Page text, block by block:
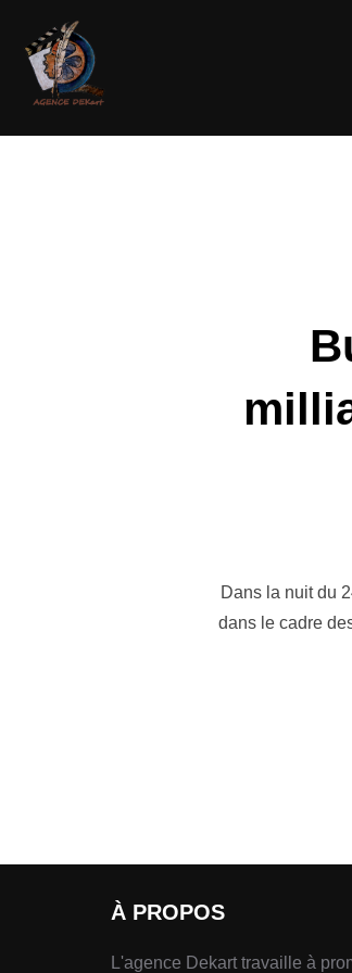
Dans la nuit du
dans le cadre
À PROPOS
L'agence Dekart travaille à